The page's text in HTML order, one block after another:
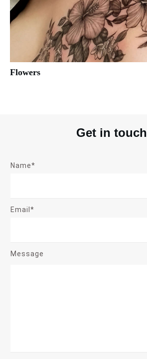
Flowers
Get in touch
Name*
Email*
Message